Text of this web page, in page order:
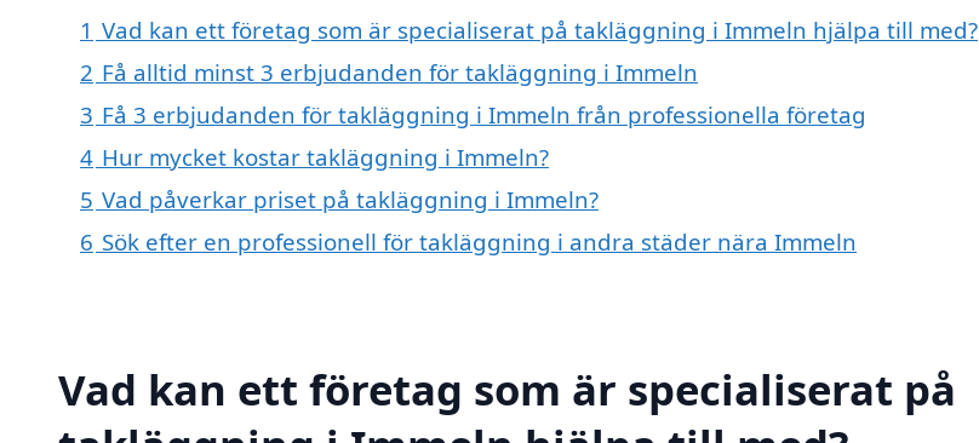
1 Vad kan ett företag som är specialiserat på takläggning i Immeln hjälpa till med?
2 Få alltid minst 3 erbjudanden för takläggning i Immeln
3 Få 3 erbjudanden för takläggning i Immeln från professionella företag
4 Hur mycket kostar takläggning i Immeln?
5 Vad påverkar priset på takläggning i Immeln?
6 Sök efter en professionell för takläggning i andra städer nära Immeln
Vad kan ett företag som är specialiserat på